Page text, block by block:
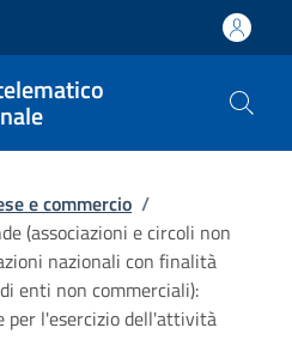
e commercio /
(associazioni e circoli non
nazionali con finalità
enti non commerciali):
per l'esercizio dell'attività